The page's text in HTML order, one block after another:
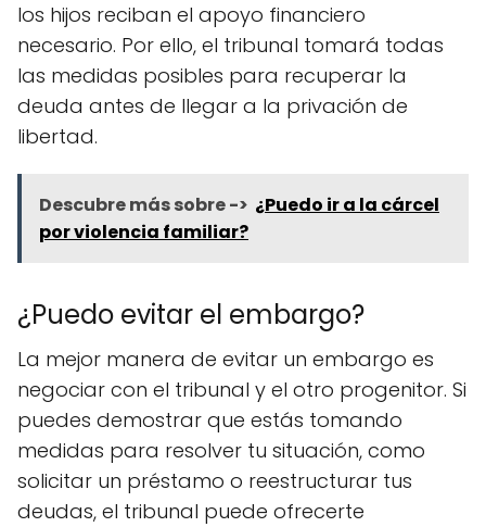
los hijos reciban el apoyo financiero
necesario. Por ello, el tribunal tomará todas
las medidas posibles para recuperar la
deuda antes de llegar a la privación de
libertad.
Descubre más sobre -> ¿Puedo ir a la cárcel
por violencia familiar?
¿Puedo evitar el embargo?
La mejor manera de evitar un embargo es
negociar con el tribunal y el otro progenitor. Si
puedes demostrar que estás tomando
medidas para resolver tu situación, como
solicitar un préstamo o reestructurar tus
deudas, el tribunal puede ofrecerte